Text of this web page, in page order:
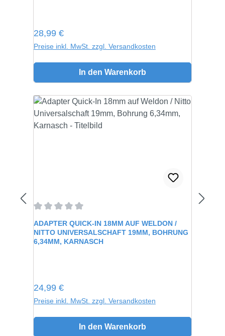
Regulärer Preis:
28,99 €
Preise inkl. MwSt. zzgl. Versandkosten
In den Warenkorb
ADAPTER QUICK-IN 18MM AUF WELDON /
NITTO UNIVERSALSCHAFT 19MM, BOHRUNG
6,34MM, KARNASCH
Regulärer Preis:
24,99 €
Preise inkl. MwSt. zzgl. Versandkosten
In den Warenkorb